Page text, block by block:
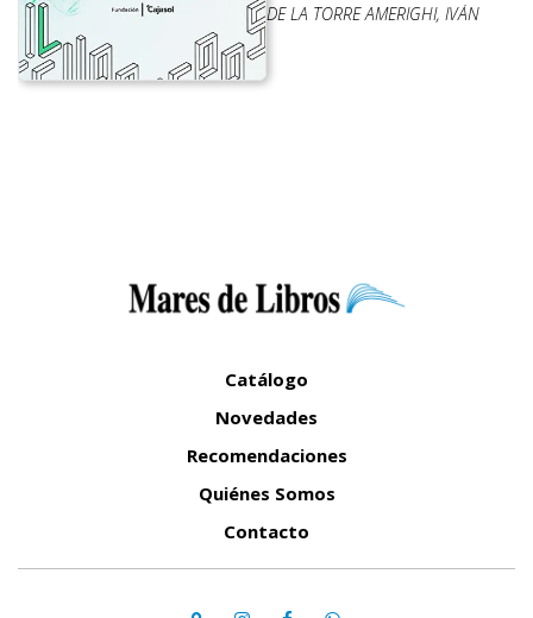
DE LA TORRE AMERIGHI, IVÁN
Catálogo
Novedades
Recomendaciones
Quiénes Somos
Contacto